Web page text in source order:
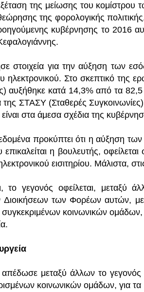
της μείωσης του
της φορολογικής
κυβέρνησης το 2016
στοιχεία για την αύξηση των
ηλεκτρονικού. Στο σκεπτικό
αυξήθηκε κατά 14,3% από τα
της ΣΤΑΣΥ (Σταθερές
στα άμεσα σχέδια της
προκύπτει ότι η αύξηση
η βουλευτής,
εισιτηρίου. Μάλιστα,
το γεγονός οφείλεται, μεταξύ
των Φορέων αυτών,
συγκεκριμένων κοινωνικών
μεταξύ άλλων το γεγονός
κοινωνικών ομάδων, για